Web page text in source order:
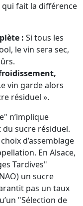
qui fait la différence
: Si tous les
le vin sera sec,
vin garde alors
résiduel ».
n’implique
sucre résiduel.
d’assemblage
En Alsace,
Tardives"
un sucre
pas un taux
"Sélection de